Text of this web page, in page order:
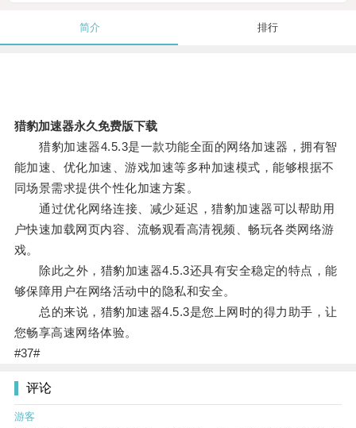
简介 排行
猎豹加速器永久免费版下载
猎豹加速器4.5.3是一款功能全面的网络加速器，拥有智
能加速、优化加速、游戏加速等多种加速模式，能够根据不
同场景需求提供个性化加速方案。
通过优化网络连接、减少延迟，猎豹加速器可以帮助用
户快速加载网页内容、流畅观看高清视频、畅玩各类网络游
戏。
除此之外，猎豹加速器4.5.3还具有安全稳定的特点，能
够保障用户在网络活动中的隐私和安全。
总的来说，猎豹加速器4.5.3是您上网时的得力助手，让
您畅享高速网络体验。
#37#
评论
游客